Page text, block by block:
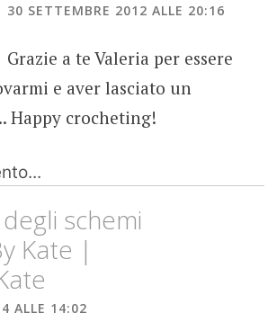
30 SETTEMBRE 2012 ALLE 20:16
Grazie a te Valeria per essere
e aver lasciato un
Happy crocheting!
schemi
Kate |
ALLE 14:02